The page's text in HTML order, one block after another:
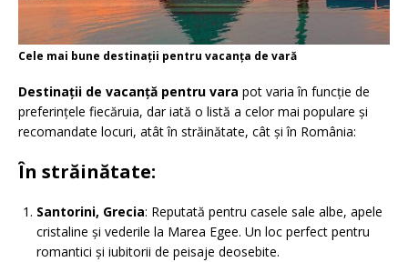
Cele mai bune destinații pentru vacanța de vară
Destinații de vacanță pentru vara pot varia în funcție de
preferințele fiecăruia, dar iată o listă a celor mai populare și
recomandate locuri, atât în străinătate, cât și în România:
În străinătate:
Santorini, Grecia: Reputată pentru casele sale albe, apele
cristaline și vederile la Marea Egee. Un loc perfect pentru
romantici și iubitorii de peisaje deosebite.